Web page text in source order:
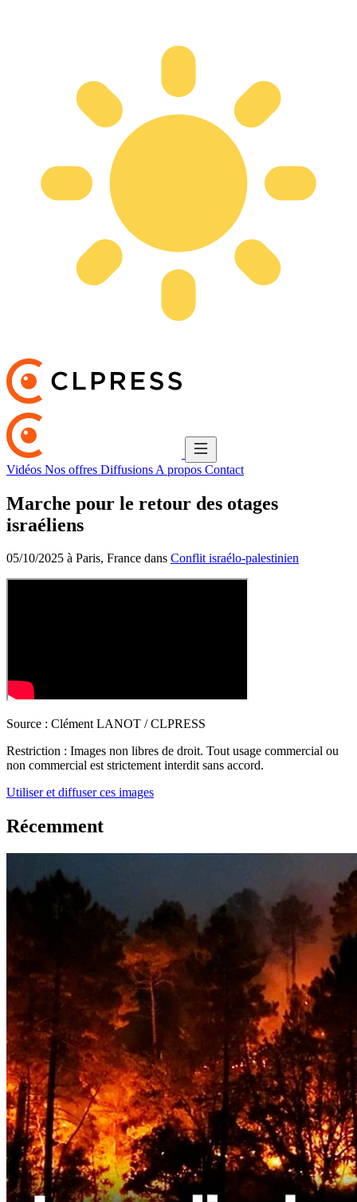
Vidéos Nos offres Diffusions A propos Contact
Marche pour le retour des otages
israéliens
05/10/2025 à Paris, France dans Conflit israélo-palestinien
Source : Clément LANOT / CLPRESS
Restriction : Images non libres de droit. Tout usage commercial ou
non commercial est strictement interdit sans accord.
Utiliser et diffuser ces images
Récemment